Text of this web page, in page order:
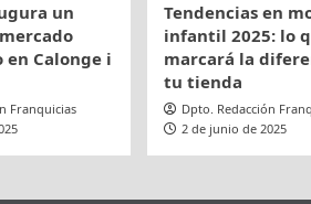
un
Calonge i
Franquicias
Tendencias en
infantil 2025: lo
marcará la
tu tienda
Dpto. Redacción
2 de junio de 2025